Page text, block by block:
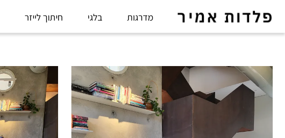
מדרגות בלגי חיתוך לייזר